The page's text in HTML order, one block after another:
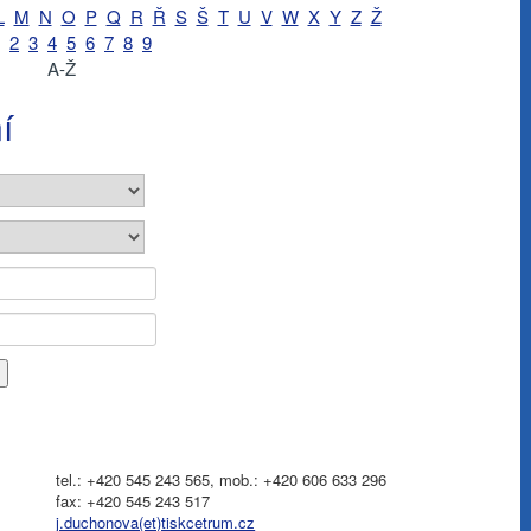
M N O P Q R Ř S Š T U V W X Y Z Ž
2 3 4 5 6 7 8 9
A-Ž
tel.: +420 545 243 565, mob.: +420 606 633 296
fax: +420 545 243 517
j.duchonova(et)tiskcetrum.cz